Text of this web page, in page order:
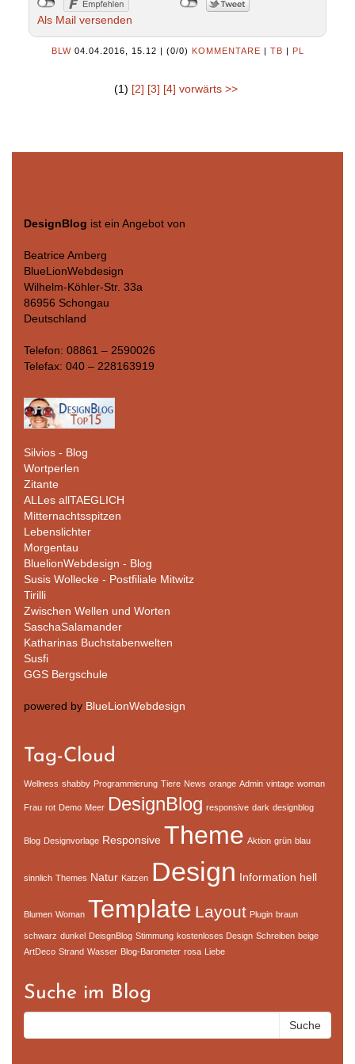
Als Mail versenden
BLW 04.04.2016, 15.12 | (0/0) KOMMENTARE | TB | PL
(1) [2] [3] [4] vorwärts >>
DesignBlog ist ein Angebot von
Beatrice Amberg
BlueLionWebdesign
Wilhelm-Köhler-Str. 33a
86956 Schongau
Deutschland
Telefon: 08861 – 2590026
Telefax: 040 – 228163919
Silvios - Blog
Wortperlen
Zitante
ALLes allTAEGLICH
Mitternachtsspitzen
Lebenslichter
Morgentau
BluelionWebdesign - Blog
Susis Wollecke - Postfiliale Mitwitz
Tirilli
Zwischen Wellen und Worten
SaschaSalamander
Katharinas Buchstabenwelten
Susfi
GGS Bergschule
powered by BlueLionWebdesign
Tag-Cloud
Wellness shabby Programmierung Tiere News orange Admin vintage woman
Frau rot Demo Meer DesignBlog responsive dark designblog
Blog Designvorlage Responsive Theme Aktion grün blau
sinnlich Themes Natur Katzen Design Information hell
Blumen Woman Template Layout Plugin braun
schwarz dunkel DeisgnBlog Stimmung kostenloses Design Schreiben beige
ArtDeco Strand Wasser Blog-Barometer rosa Liebe
Suche im Blog